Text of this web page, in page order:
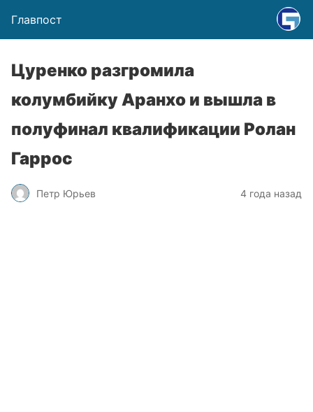
Главпост
Цуренко разгромила
колумбийку Аранхо и вышла в
полуфинал квалификации Ролан
Гаррос
Петр Юрьев 4 года назад